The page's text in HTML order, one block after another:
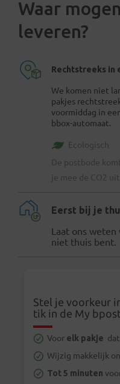
Waar
leveren?
Rechtstreeks in
We komen niet
pakjes
voormiddag in
bbox-automaat.
Ecologisch
De postbode
je mee de CO2
Eerst bij je
Laat ons weten
niet thuis bent.
Stel je voorkeur
tik in de My
Voor elk pakje
Wijzig makkelijk
Tot 5 minuten